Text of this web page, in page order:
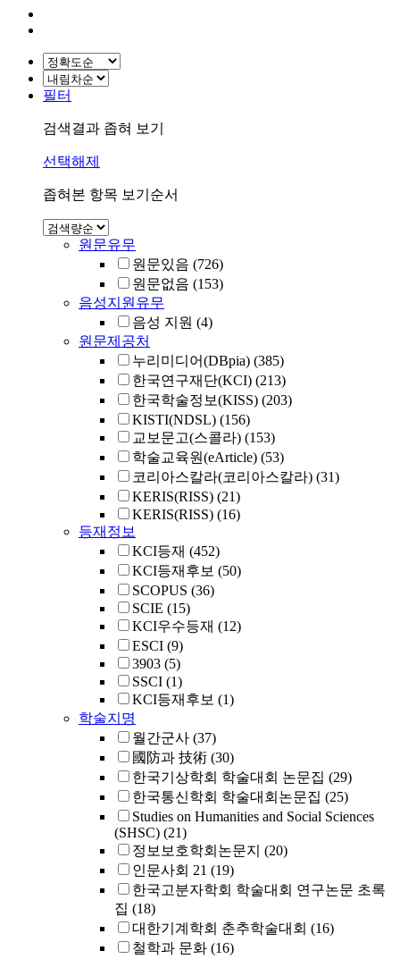
필터
검색결과 좁혀 보기
선택해제
좁혀본 항목 보기순서
원문유무
원문있음 (726)
원문없음 (153)
음성지원유무
음성 지원 (4)
원문제공처
누리미디어(DBpia) (385)
한국연구재단(KCI) (213)
한국학술정보(KISS) (203)
KISTI(NDSL) (156)
교보문고(스콜라) (153)
학술교육원(eArticle) (53)
코리아스칼라(코리아스칼라) (31)
KERIS(RISS) (21)
KERIS(RISS) (16)
등재정보
KCI등재 (452)
KCI등재후보 (50)
SCOPUS (36)
SCIE (15)
KCI우수등재 (12)
ESCI (9)
3903 (5)
SSCI (1)
KCI등재후보 (1)
학술지명
월간군사 (37)
國防과 技術 (30)
한국기상학회 학술대회 논문집 (29)
한국통신학회 학술대회논문집 (25)
Studies on Humanities and Social Sciences
(SHSC) (21)
정보보호학회논문지 (20)
인문사회 21 (19)
한국고분자학회 학술대회 연구논문 초록
집 (18)
대한기계학회 춘추학술대회 (16)
철학과 문화 (16)